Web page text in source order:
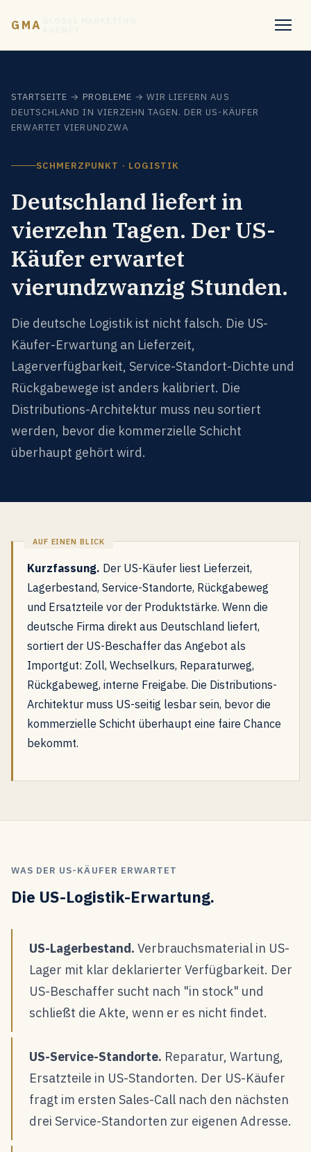
GMA
STARTSEITE → PROBLEME → WIR LIEFERN AUS
DEUTSCHLAND IN VIERZEHN TAGEN. DER US-KÄUFER
ERWARTET VIERUNDZWA
SCHMERZPUNKT · LOGISTIK
Deutschland liefert in
vierzehn Tagen. Der US-
Käufer erwartet
vierundzwanzig Stunden.
Die deutsche Logistik ist nicht falsch. Die US-
Käufer-Erwartung an Lieferzeit,
Lagerverfügbarkeit, Service-Standort-Dichte und
Rückgabewege ist anders kalibriert. Die
Distributions-Architektur muss neu sortiert
werden, bevor die kommerzielle Schicht
überhaupt gehört wird.
Kurzfassung. Der US-Käufer liest Lieferzeit,
Lagerbestand, Service-Standorte, Rückgabeweg
und Ersatzteile vor der Produktstärke. Wenn die
deutsche Firma direkt aus Deutschland liefert,
sortiert der US-Beschaffer das Angebot als
Importgut: Zoll, Wechselkurs, Reparaturweg,
Rückgabeweg, interne Freigabe. Die Distributions-
Architektur muss US-seitig lesbar sein, bevor die
kommerzielle Schicht überhaupt eine faire Chance
bekommt.
WAS DER US-KÄUFER ERWARTET
Die US-Logistik-Erwartung.
US-Lagerbestand. Verbrauchsmaterial in US-
Lager mit klar deklarierter Verfügbarkeit. Der
US-Beschaffer sucht nach "in stock" und
schließt die Akte, wenn er es nicht findet.
US-Service-Standorte. Reparatur, Wartung,
Ersatzteile in US-Standorten. Der US-Käufer
fragt im ersten Sales-Call nach den nächsten
drei Service-Standorten zur eigenen Adresse.